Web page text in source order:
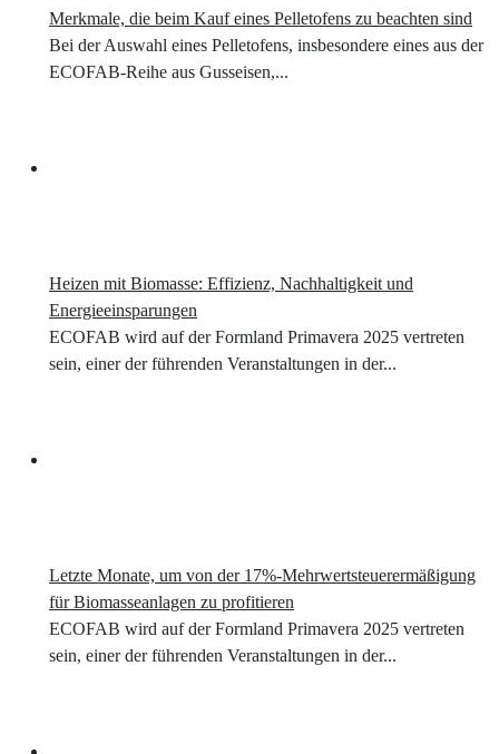
Merkmale, die beim Kauf eines Pelletofens zu beachten sind
Bei der Auswahl eines Pelletofens, insbesondere eines aus der
ECOFAB-Reihe aus Gusseisen,...
Heizen mit Biomasse: Effizienz, Nachhaltigkeit und
Energieeinsparungen
ECOFAB wird auf der Formland Primavera 2025 vertreten
sein, einer der führenden Veranstaltungen in der...
Letzte Monate, um von der 17%-Mehrwertsteuerermäßigung
für Biomasseanlagen zu profitieren
ECOFAB wird auf der Formland Primavera 2025 vertreten
sein, einer der führenden Veranstaltungen in der...